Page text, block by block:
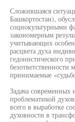
Сложившаяся
Башкортостан),
социокультурными
закономерным
учитывающих
расцвета духа
гедонистического
безответственности
принимаемые
Задача современных
проблематикой
всего в выработке
духовности в